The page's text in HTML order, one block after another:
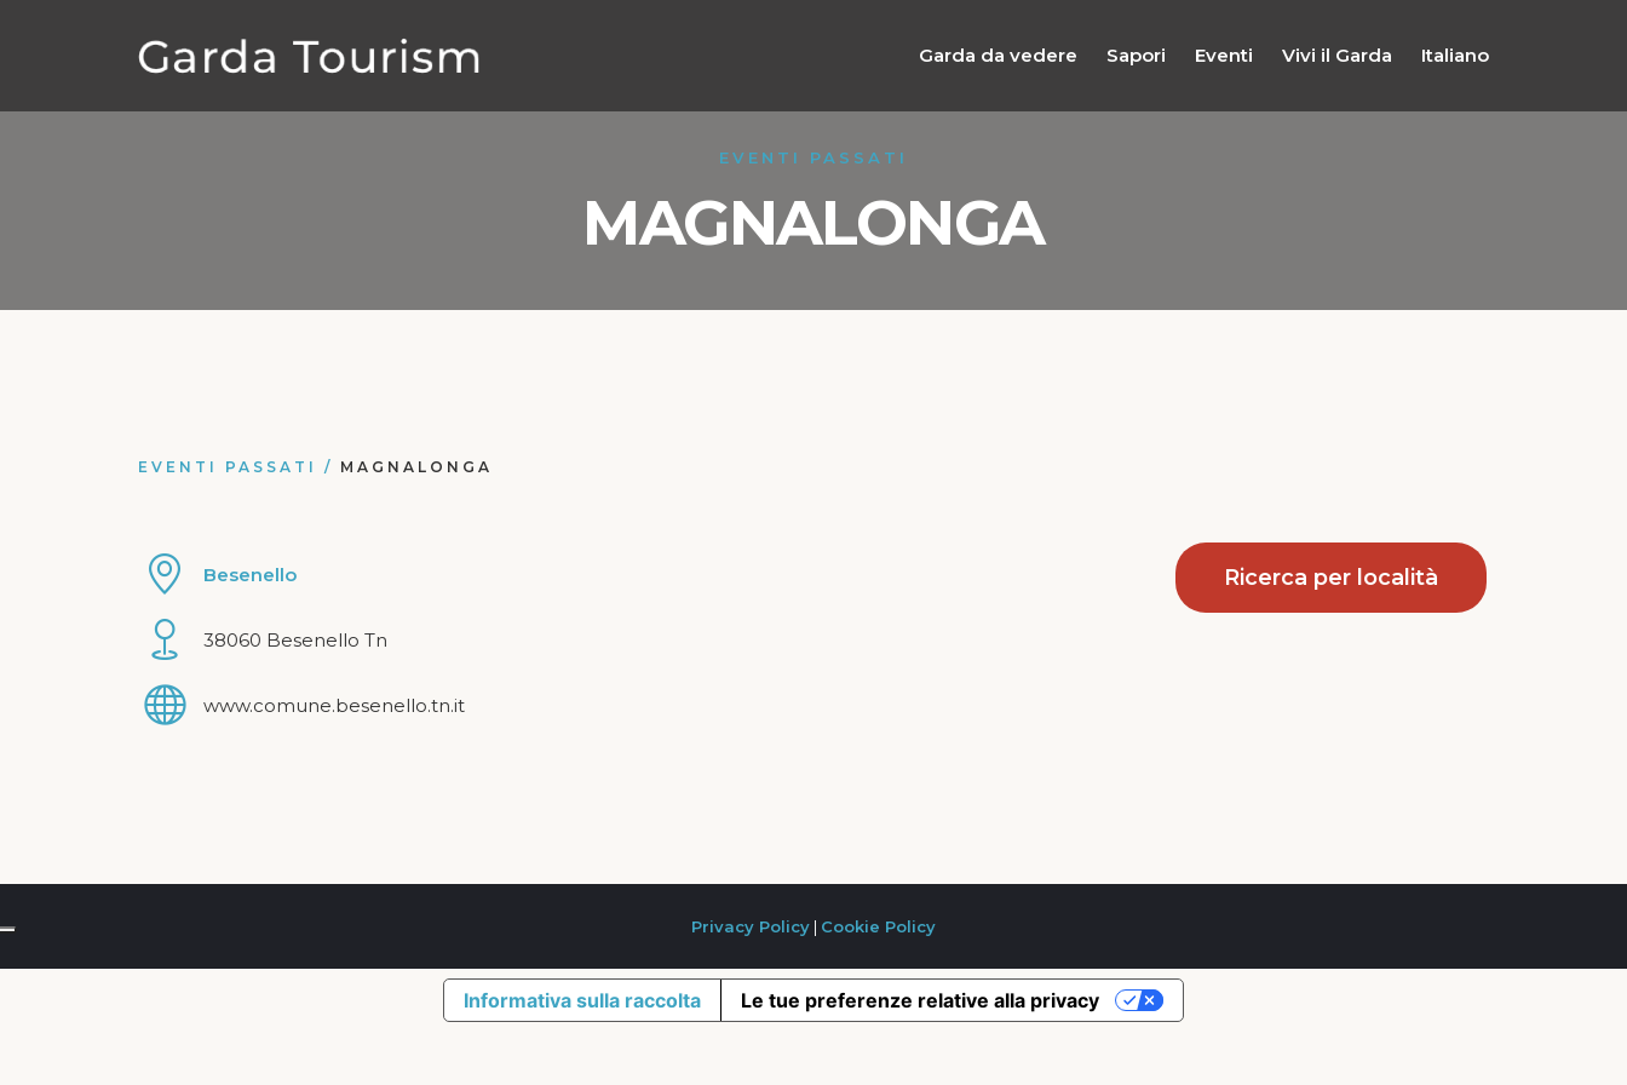
Garda da vedere Sapori Eventi Vivi il Garda Italiano
EVENTI PASSATI
MAGNALONGA
EVENTI PASSATI / MAGNALONGA
Besenello
38060 Besenello Tn
www.comune.besenello.tn.it
Ricerca per località
Privacy Policy | Cookie Policy
Informativa sulla raccolta Le tue preferenze relative alla privacy